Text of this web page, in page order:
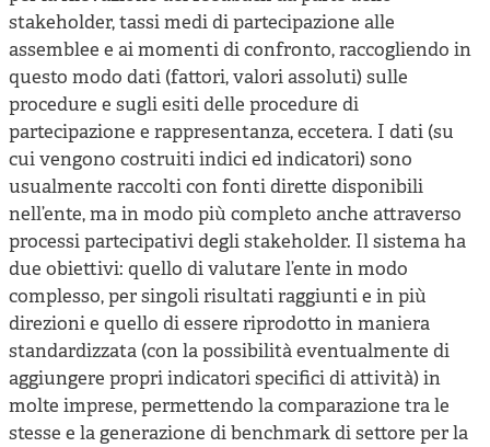
stakeholder, tassi medi di partecipazione alle
assemblee e ai momenti di confronto, raccogliendo in
questo modo dati (fattori, valori assoluti) sulle
procedure e sugli esiti delle procedure di
partecipazione e rappresentanza, eccetera. I dati (su
cui vengono costruiti indici ed indicatori) sono
usualmente raccolti con fonti dirette disponibili
nell’ente, ma in modo più completo anche attraverso
processi partecipativi degli stakeholder. Il sistema ha
due obiettivi: quello di valutare l’ente in modo
complesso, per singoli risultati raggiunti e in più
direzioni e quello di essere riprodotto in maniera
standardizzata (con la possibilità eventualmente di
aggiungere propri indicatori specifici di attività) in
molte imprese, permettendo la comparazione tra le
stesse e la generazione di benchmark di settore per la